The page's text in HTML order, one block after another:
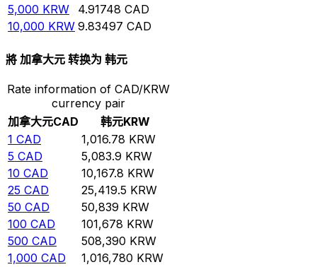
5,000 KRW 4.91748 CAD
10,000 KRW 9.83497 CAD
將 加拿大元 转换为 韩元
Rate information of CAD/KRW
currency pair
加拿大元CAD 韩元KRW
1 CAD 1,016.78 KRW
5 CAD 5,083.9 KRW
10 CAD 10,167.8 KRW
25 CAD 25,419.5 KRW
50 CAD 50,839 KRW
100 CAD 101,678 KRW
500 CAD 508,390 KRW
1,000 CAD 1,016,780 KRW